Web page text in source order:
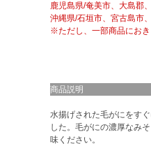
鹿児島県/奄美市、大島郡
沖縄県/石垣市、宮古島市
※ただし、一部商品にお
商品説明
水揚げされた毛がにをす
した。毛がにの濃厚なみ
味ください。